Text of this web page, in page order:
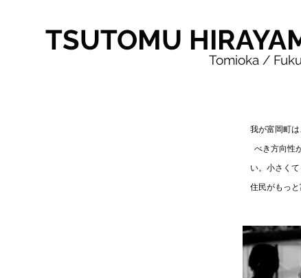
TSUTOMU
Tomioka /
我が富岡町
べき方向性
い。小さく
住民がもっ